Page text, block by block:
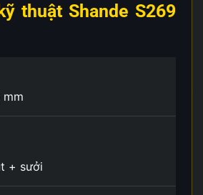
thuật Shande S269
+ sưởi